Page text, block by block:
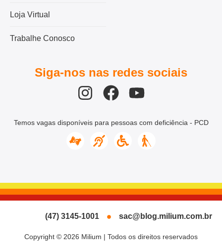
Loja Virtual
Trabalhe Conosco
Siga-nos nas redes sociais
Temos vagas disponíveis para pessoas com deficiência - PCD
Copyright © 2026 Milium | Todos os direitos reservados
(47) 3145-1001 sac@blog.milium.com.br